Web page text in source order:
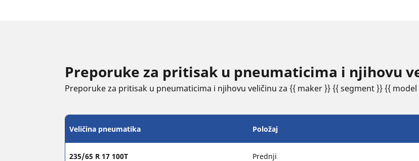
Preporuke za pritisak u pneumaticima i njihovu
Preporuke za pritisak u pneumaticima i njihovu veličinu za {{ maker }} {{ segment }} {{ model
Veličina pneumatika Položaj
235/65 R 17 100T Prednji